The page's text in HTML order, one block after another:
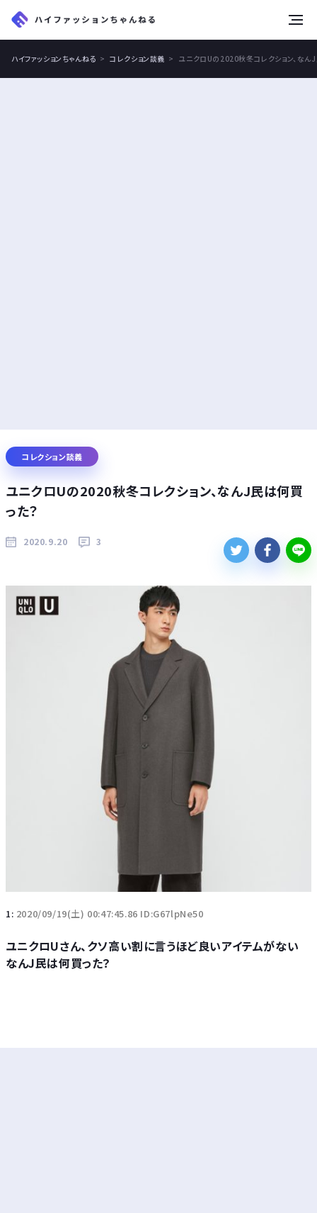
ハイファッションちゃんねる コレクション談義 ユニクロUの2020秋冬コレクション、なん
コレクション談義
ユニクロUの2020秋冬コレクション、なんJ民は何買
った？
2020.9.20 3
1: 2020/09/19(土) 00:47:45.86 ID:G67lpNe50
ユニクロUさん、クソ高い割に言うほど良いアイテムがない
なんJ民は何買った？